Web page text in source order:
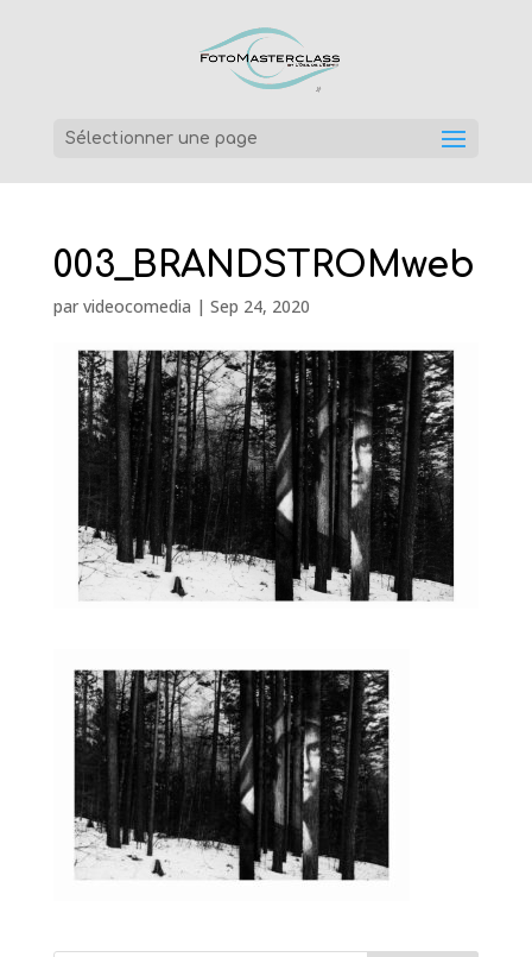
Sélectionner une page
003_BRANDSTROMweb
par videocomedia | Sep 24, 2020